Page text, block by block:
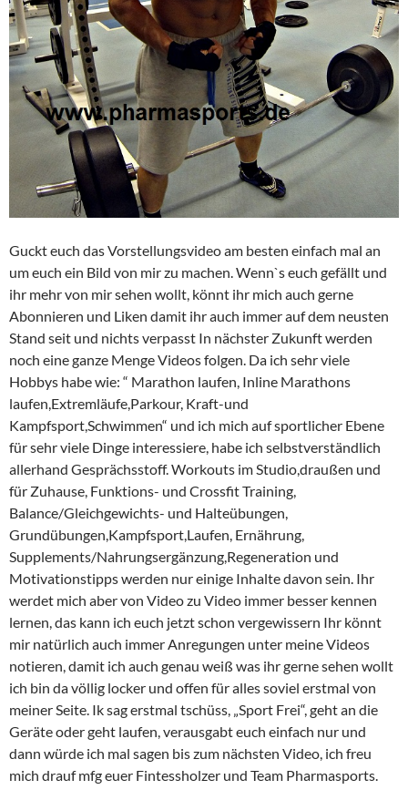
Guckt euch das Vorstellungsvideo am besten einfach mal an
um euch ein Bild von mir zu machen. Wenn`s euch gefällt und
ihr mehr von mir sehen wollt, könnt ihr mich auch gerne
Abonnieren und Liken damit ihr auch immer auf dem neusten
Stand seit und nichts verpasst In nächster Zukunft werden
noch eine ganze Menge Videos folgen. Da ich sehr viele
Hobbys habe wie: “ Marathon laufen, Inline Marathons
laufen,Extremläufe,Parkour, Kraft-und
Kampfsport,Schwimmen“ und ich mich auf sportlicher Ebene
für sehr viele Dinge interessiere, habe ich selbstverständlich
allerhand Gesprächsstoff. Workouts im Studio,draußen und
für Zuhause, Funktions- und Crossfit Training,
Balance/Gleichgewichts- und Halteübungen,
Grundübungen,Kampfsport,Laufen, Ernährung,
Supplements/Nahrungsergänzung,Regeneration und
Motivationstipps werden nur einige Inhalte davon sein. Ihr
werdet mich aber von Video zu Video immer besser kennen
lernen, das kann ich euch jetzt schon vergewissern Ihr könnt
mir natürlich auch immer Anregungen unter meine Videos
notieren, damit ich auch genau weiß was ihr gerne sehen wollt
ich bin da völlig locker und offen für alles soviel erstmal von
meiner Seite. Ik sag erstmal tschüss, „Sport Frei“, geht an die
Geräte oder geht laufen, verausgabt euch einfach nur und
dann würde ich mal sagen bis zum nächsten Video, ich freu
mich drauf mfg euer Fintessholzer und Team Pharmasports.